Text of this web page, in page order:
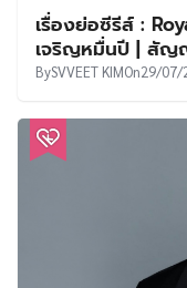
เรื่องย่อซีรีส์ :
เจริญหมื่นปี | สัญ
BySVVEET KIMOn29/07/